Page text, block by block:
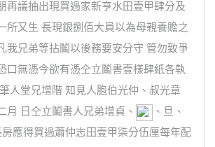
再議抽出現買過家新亨水田壹甲肆分及
所又生 長現銀捌佰大員以為母親養贍之
我兄弟等拈鬮以後務要安分守 管勿致爭
口無憑今欲有憑仝立鬮書壹樣肆紙各執
人堂兄增階 知見人胞伯光仲、叔光章
月 日仝立鬮書人兄弟增貞、
、旦、
應得買過蕭仲志田壹甲柒分伍厘每年配